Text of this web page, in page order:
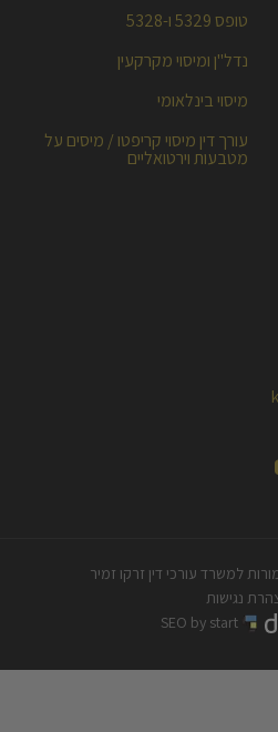
טופס 5329 ו-5328
נדל"ן ומיסוי מקרקעין
מיסוי בינלאומי
עורך דין מיסוי קריפטו / מיסים על
מטבעות וירטואליים
נגישות